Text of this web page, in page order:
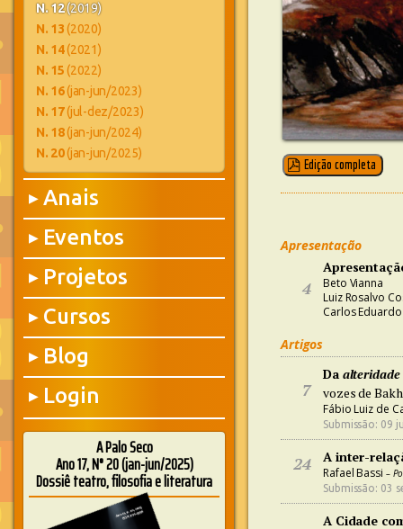
N. 12(2019)
N. 13(2020)
N. 14(2021)
N. 15(2022)
N. 16(jan-jun/2023)
N. 17(jul-dez/2023)
N. 18(jan-jun/2024)
N. 20(jan-jun/2025)
▶ Anais
▶ Eventos
▶ Projetos
▶ Cursos
▶ Blog
▶ Login
A Palo Seco
Ano 17, N° 20 (jan-jun/2025)
Dossiê teatro, filosofia e literatura
Edição completa
Apresentação
4
Beto Vianna
Luiz Rosalvo
Carlos
Artigos
7
Da alteridade
vozes de
Fábio Luiz de
Submissão: 09
24 A inter-
Rafael Bassi –
Submissão: 03
A Cidade